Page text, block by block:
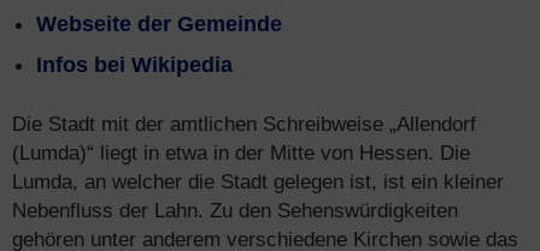
Webseite der Gemeinde
Infos bei Wikipedia
Die Stadt mit der amtlichen Schreibweise „Allendorf
(Lumda)“ liegt in etwa in der Mitte von Hessen. Die
Lumda, an welcher die Stadt gelegen ist, ist ein kleiner
Nebenfluss der Lahn. Zu den Sehenswürdigkeiten
gehören unter anderem verschiedene Kirchen sowie das